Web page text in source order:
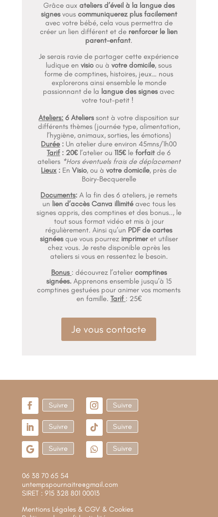
Grâce aux ateliers d’éveil à la langue des
signes vous communiquerez plus facilement
avec votre bébé, cela vous permettra de
créer un lien différent et de renforcer le lien
parent-enfant.
Je serais ravie de partager cette expérience
ludique envisio ou àvotre domicile, sous
forme de comptines, histoires, jeux… nous
explorerons ainsi ensemble le monde
passionnant de la langue des signes avec
votre tout-petit !
Ateliers: 6 Ateliers sont à votre disposition sur
différents thèmes (journée type, alimentation,
l’hygiène, animaux, sorties, les émotions)
Durée: Un atelier dure environ 45mns/1h00
Tarif: 20€ l’atelier ou115€ leforfaitde 6
ateliers *Hors éventuels frais de déplacement
Lieux : EnVisio, ou àvotre domicile, près de
Boiry-Becquerelle
Documents: A la fin des 6 ateliers, je remets
un lien d’accès Canva illimitéavec tous les
signes appris, des comptines et des bonus.., le
tout sous format vidéo et mis à jour
régulièrement. Ainsi qu’un PDF de cartes
signéesque vous pourrez imprimeret utiliser
chez vous. Je reste disponible après les
ateliers si vous en ressentez le besoin.
Bonus : découvrez l’atelier comptines
signées. Apprenons ensemble jusqu’à 15
comptines gestuées pour animer vos moments
en famille. Tarif : 25€
Je vous contacte
Suivre Suivre
Suivre Suivre
Suivre Suivre
06 38 70 65 54
untempspournaitre@gmail.com
SIRET : 915 328 801 00013
Mentions Légales & CGV & Cookies